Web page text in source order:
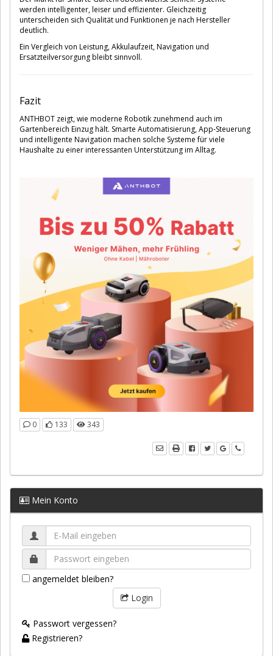
werden intelligenter, leiser und effizienter. Gleichzeitig
unterscheiden sich Qualität und Funktionen je nach Hersteller
deutlich.
Ein Vergleich von Leistung, Akkulaufzeit, Navigation und
Ersatzteilversorgung bleibt sinnvoll.
Fazit
ANTHBOT zeigt, wie moderne Robotik zunehmend auch im
Gartenbereich Einzug hält. Smarte Automatisierung, App-Steuerung
und intelligente Navigation machen solche Systeme für viele
Haushalte zu einer interessanten Unterstützung im Alltag.
0 133 343
Mein Konto
angemeldet bleiben?
Login
Passwort vergessen?
Registrieren?